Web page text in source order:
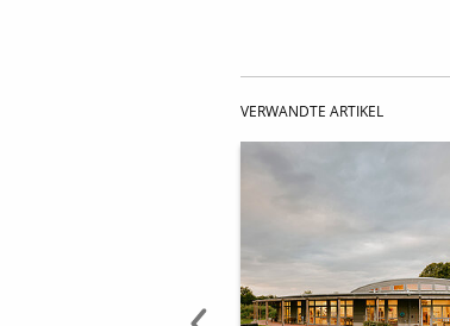
VERWANDTE ARTIKEL